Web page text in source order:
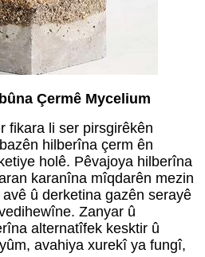
Çermê Mycelium
fikara li ser pirsgirêkên
hilberîna çerm ên
holê. Pêvajoya hilberîna
karanîna mîqdarên mezin
û derketina gazên serayê
Zanyar û
alternatîfek kesktir û
avahiya xurekî ya fungî,